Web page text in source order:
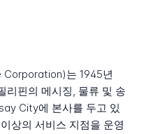
Corporation)는 1945년
리핀의 메시징, 물류 및 송
City에 본사를 두고 있
상의 서비스 지점을 운영